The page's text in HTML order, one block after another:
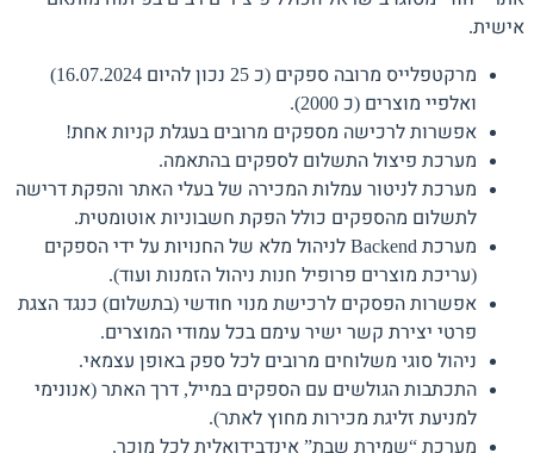
אישית.
מרקטפלייס מרובה ספקים (כ 25 נכון להיום 16.07.2024)
ואלפיי מוצרים (כ 2000).
אפשרות לרכישה מספקים מרובים בעגלת קניות אחת!
מערכת פיצול התשלום לספקים בהתאמה.
מערכת לניטור עמלות המכירה של בעלי האתר והפקת דרישה
לתשלום מהספקים כולל הפקת חשבוניות אוטומטית.
מערכת Backend לניהול מלא של החנויות על ידי הספקים
(עריכת מוצרים פרופיל חנות ניהול הזמנות ועוד).
אפשרות הפסקים לרכישת מנוי חודשי (בתשלום) כנגד הצגת
פרטי יצירת קשר ישיר עימם בכל עמודי המוצרים.
ניהול סוגי משלוחים מרובים לכל ספק באופן עצמאי.
התכתבות הגולשים עם הספקים במייל, דרך האתר (אנונימי
למניעת זליגת מכירות מחוץ לאתר).
מערכת “שמירת שבת” אינדבידואלית לכל מוכר.